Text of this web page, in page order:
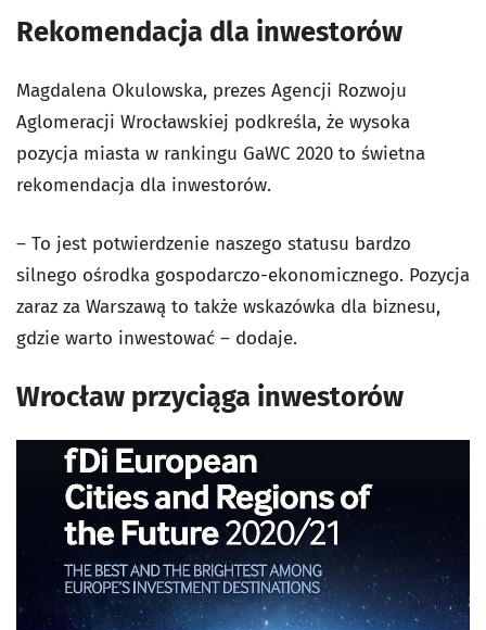
Rekomendacja dla inwestorów
Magdalena Okulowska, prezes Agencji Rozwoju
Aglomeracji Wrocławskiej podkreśla, że wysoka
pozycja miasta w rankingu GaWC 2020 to świetna
rekomendacja dla inwestorów.
– To jest potwierdzenie naszego statusu bardzo
silnego ośrodka gospodarczo-ekonomicznego. Pozycja
zaraz za Warszawą to także wskazówka dla biznesu,
gdzie warto inwestować – dodaje.
Wrocław przyciąga inwestorów